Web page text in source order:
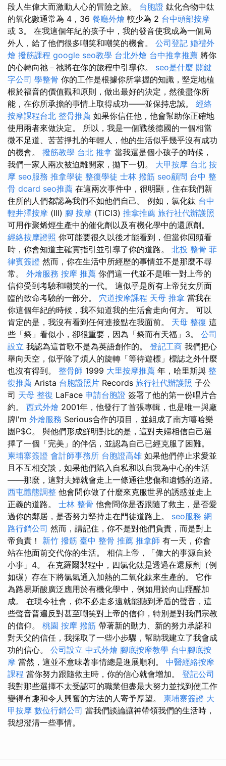
段人生偉大而激動人心的冒險之旅。 台胞證 鈦化合物中鈦
的氧化數通常為 4，36 餐廳外燴 較少為 2 台中頭部按摩
或 3。 在我這個年紀的孩子中，我的發音使我成為一個局
外人，給了他們很多嘲笑和嘲笑的機會。 公司登記 婚禮外
燴 撥筋課程 google seo教學 台北外燴 台中推拿推薦 將你
的心轉向祂－祂將在你的旅程中引導你。 seo是什麼 關鍵
字公司 學整骨 你的工作是根據你所掌握的知識，堅定地植
根於福音的價值觀和原則，做出最好的決定，然後盡你所
能，在你所承擔的事情上取得成功——並保持忠誠。 經絡
按摩課程台北 整骨推薦 如果你信任他，他會幫助你正確地
使用兩者來做決定。 所以，我是一個戰後德國的一個相當
微不足道、苦苦掙扎的年輕人，他的生活似乎幾乎沒有成功
的機會。 撥筋教學 台北 推拿 當我還是個小孩子的時候，
我們一家人兩次被迫離開家，拋下一切。 大甲按摩 台北 按
摩 seo服務 推拿學徒 整復學徒 士林 撥筋 seo顧問 台中 整
骨 dcard seo推薦 在這兩次事件中，很明顯，住在我們新
住所的人們都認為我們不如他們自己。 例如，氯化鈦 台中
輕井澤按摩 (III) 腳 按摩 (TiCl3) 推拿推薦 旅行社代辦護照
可用作聚烯烴生產中的催化劑以及有機化學中的還原劑。
經絡按摩證照 你可能要很久以後才能看到，但當你回頭看
時，你會知道主確實指引並引導了你的道路。 北投 整骨 菲
律賓簽證 然而，你在生活中所經歷的事情並不是那麼不尋
常。 外燴服務 按摩 推薦 你們這一代並不是唯一對上帝的
信仰受到考驗和嘲笑的一代。 這似乎是所有上帝兒女所面
臨的致命考驗的一部分。 穴道按摩課程 天母 推拿 當我在
你這個年紀的時候，我不知道我的生活會走向何方。 可以
肯定的是，我沒有看到任何連接點在我面前。 天母 整復 這
些「祭」看似小，卻很重要，因為「祭而有天福」3。 公司
設立 我認為這首歌不是為英語創作的。 登記工商 我們把心
舉向天空，似乎除了煩人的旋轉「等待遊標」標誌之外什麼
也沒有得到。 整骨師 1999 大里按摩推薦 年，哈里斯與 整
復推薦 Arista 台胞證照片 Records 旅行社代辦護照 子公
司 天母 整復 LaFace 申請台胞證 簽署了他的第一份唱片合
約。 西式外燴 2001年，他發行了首張專輯，也是唯一與廠
牌I'm 外燴服務 Serious合作的項目，並組成了南方嘻哈樂
團P$C。 與他們形成鮮明對比的是，這對夫婦相信自己選
擇了一個「完美」的伴侶，並認為自己已經克服了困難。
柬埔寨簽證 會計師事務所 台胞證高雄 如果他們停止求愛並
且不互相交談，如果他們陷入自私和以自我為中心的生活
——那麼，這對夫婦就會走上一條通往悲傷和遺憾的道路。
西屯體態調整 他會問你做了什麼來克服世界的誘惑並走上
正義的道路。 士林 整骨 他會問你是否跟隨了救主，是否愛
過你的鄰居，是否努力堅持走在門徒道路上。 seo服務 網
路行銷公司 然而，請記住，你不是對他們負責，而是對上
帝負責！ 新竹 撥筋 臺中 整骨 推薦 推拿師 有一天，你會
站在他面前交代你的生活。 相信上帝，「偉大的事源自於
小事」4。 在克羅爾製程中，四氯化鈦是透過在還原劑（例
如碳）存在下將氯氣通入加熱的二氧化鈦來生產的。 它作
為路易斯酸廣泛應用於有機化學中，例如用於向山羥醛加
成。 在現今社會，你不必走多遠就能聽到矛盾的聲音，這
些聲音普遍反對甚至嘲笑對上帝的信仰，特別是對我們宗教
的信仰。 桃園 按摩 撥筋 帶著新的動力、新的努力承諾和
對天父的信任，我採取了一些小步驟，幫助我建立了我會成
功的信心。 公司設立 中式外燴 腳底按摩教學 台中腳底按
摩 當然，這並不意味著事情總是進展順利。 中醫經絡按摩
課程 當你努力跟隨救主時，你的信心就會增加。 登記公司
我對那些選擇不太受認可的職業但盡最大努力並找到使工作
變得有趣和令人興奮的方法的人寄予厚望。 柬埔寨簽證 大
甲按摩 數位行銷公司 當我們談論讓神帶領我們的生活時，
我想澄清一些事情。